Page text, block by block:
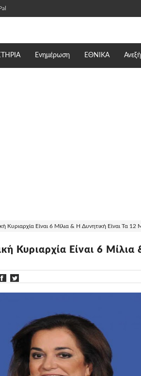
Ενημέρωση ΕΘΝΙΚΆ
Κυριαρχία Είναι 6 Μίλια & Η Δυνητική Είναι Τα 12
Κυριαρχία Είναι 6 Μίλια